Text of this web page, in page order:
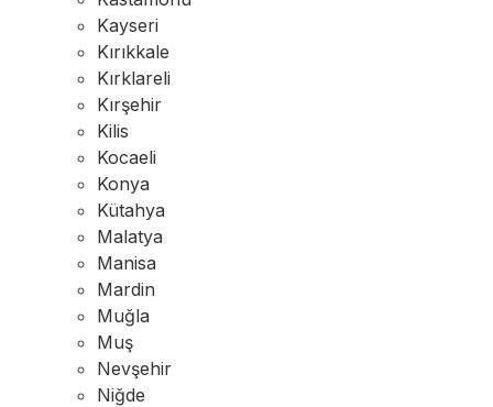
Kayseri
Kırıkkale
Kırklareli
Kırşehir
Kilis
Kocaeli
Konya
Kütahya
Malatya
Manisa
Mardin
Muğla
Muş
Nevşehir
Niğde